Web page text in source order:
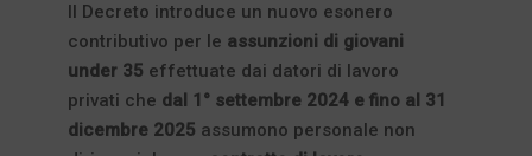
Il Decreto introduce un nuovo esonero
contributivo per le assunzioni di giovani
under 35 effettuate dai datori di lavoro
privati che dal 1° settembre 2024 e fino al 31
dicembre 2025 assumono personale non